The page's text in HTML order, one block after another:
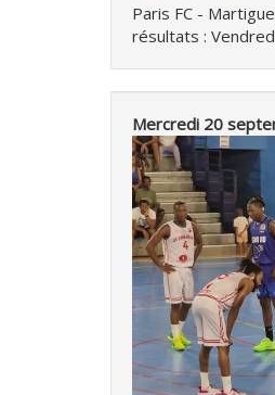
Paris FC -
résultats :
Mercredi 20